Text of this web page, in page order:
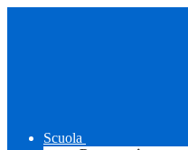
Scuola